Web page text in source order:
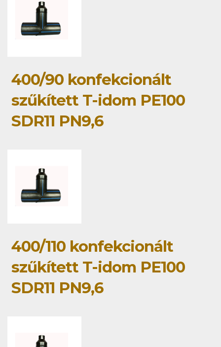
400/90 konfekcionált
szűkített T-idom PE100
SDR11 PN9,6
400/110 konfekcionált
szűkített T-idom PE100
SDR11 PN9,6